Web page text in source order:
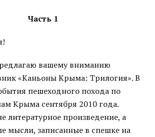
Часть 1
вашему вниманию
«Каньоны Крыма: Трилогия». В
пешеходного похода по
Крыма сентября 2010 года.
литературное произведение, а
мысли, записанные в спешке на